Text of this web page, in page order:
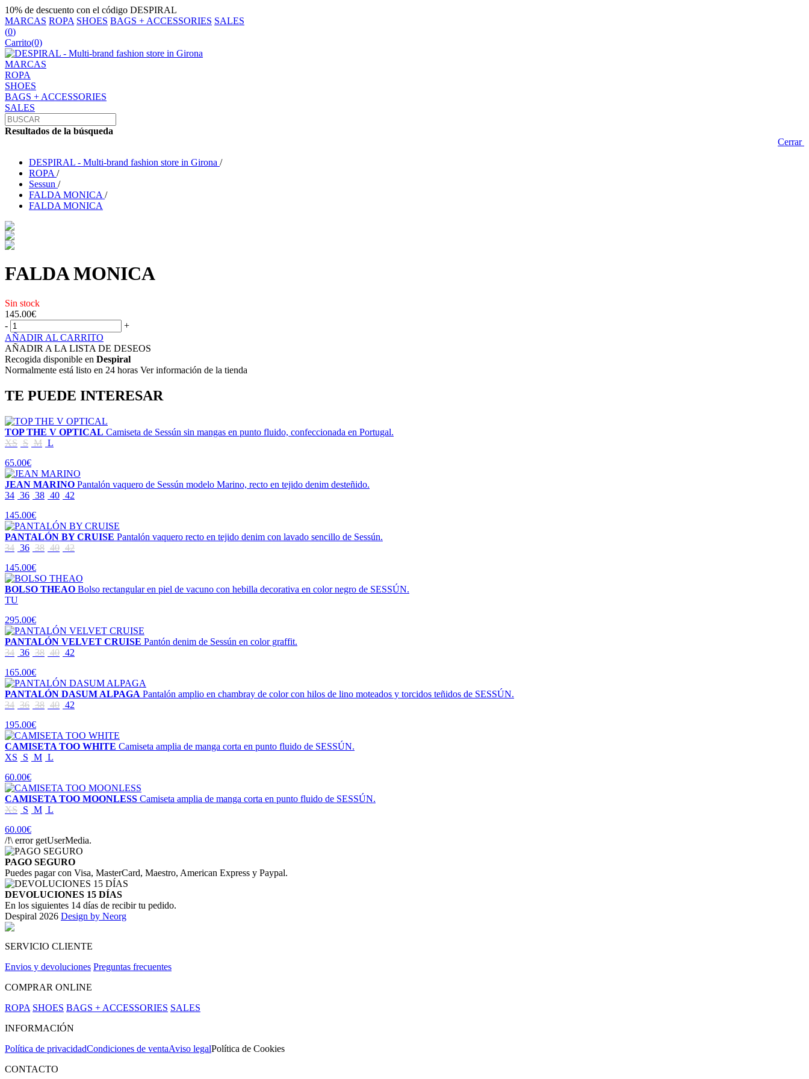
10% de descuento con el código DESPIRAL
MARCAS ROPA SHOES BAGS + ACCESSORIES SALES
(0)
Carrito(0)
MARCAS
ROPA
SHOES
BAGS + ACCESSORIES
SALES
Resultados de la búsqueda
Cerrar
DESPIRAL - Multi-brand fashion store in Girona /
ROPA /
Sessun /
FALDA MONICA /
FALDA MONICA
FALDA MONICA
Sin stock
145.00€
-
+
AÑADIR AL CARRITO
AÑADIR A LA LISTA DE DESEOS
Recogida disponible en Despiral
Normalmente está listo en 24 horas Ver información de la tienda
TE PUEDE INTERESAR
TOP THE V OPTICAL Camiseta de Sessún sin mangas en punto fluido, confeccionada en Portugal.
XS S M L
65.00€
JEAN MARINO Pantalón vaquero de Sessún modelo Marino, recto en tejido denim desteñido.
34 36 38 40 42
145.00€
PANTALÓN BY CRUISE Pantalón vaquero recto en tejido denim con lavado sencillo de Sessún.
34 36 38 40 42
145.00€
BOLSO THEAO Bolso rectangular en piel de vacuno con hebilla decorativa en color negro de SESSÚN.
TU
295.00€
PANTALÓN VELVET CRUISE Pantón denim de Sessún en color graffit.
34 36 38 40 42
165.00€
PANTALÓN DASUM ALPAGA Pantalón amplio en chambray de color con hilos de lino moteados y torcidos teñidos de SESSÚN.
34 36 38 40 42
195.00€
CAMISETA TOO WHITE Camiseta amplia de manga corta en punto fluido de SESSÚN.
XS
S M L
60.00€
CAMISETA TOO MOONLESS Camiseta amplia de manga corta en punto fluido de SESSÚN.
XS S M L
60.00€
/!\ error getUserMedia.
PAGO SEGURO
Puedes pagar con Visa, MasterCard, Maestro, American Express y Paypal.
DEVOLUCIONES 15 DÍAS
En los siguientes 14 días de recibir tu pedido.
Despiral 2026 Design by Neorg
SERVICIO CLIENTE
Envios y devoluciones Preguntas frecuentes
COMPRAR ONLINE
ROPA SHOES BAGS + ACCESSORIES SALES
INFORMACIÓN
Política de privacidadCondiciones de ventaAviso legalPolítica de Cookies
CONTACTO